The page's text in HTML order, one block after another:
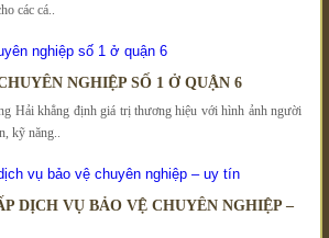
các cá..
NGHIỆP SỐ 1 Ở QUẬN 6
Hải khẳng định giá trị thương hiệu với hình ảnh người
kỹ năng..
DỊCH VỤ BẢO VỆ CHUYÊN NGHIỆP –